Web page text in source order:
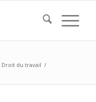
Droit du travail /